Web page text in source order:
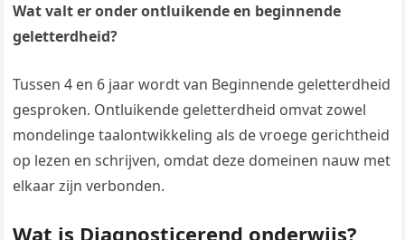
Wat valt er onder ontluikende en beginnende
geletterdheid?
Tussen 4 en 6 jaar wordt van Beginnende geletterdheid
gesproken. Ontluikende geletterdheid omvat zowel
mondelinge taalontwikkeling als de vroege gerichtheid
op lezen en schrijven, omdat deze domeinen nauw met
elkaar zijn verbonden.
Wat is Diagnosticerend onderwijs?